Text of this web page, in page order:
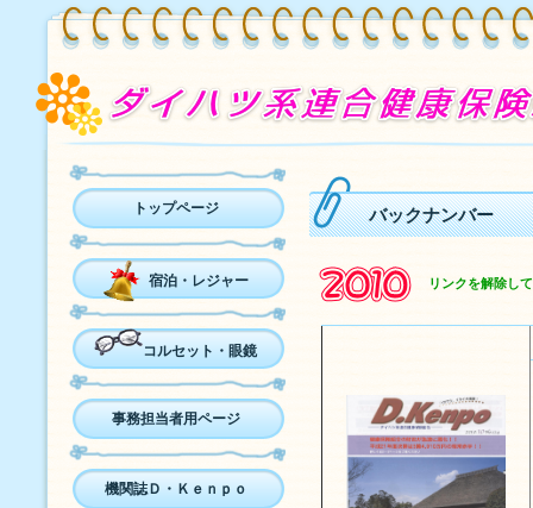
バックナンバー
リンクを解除し
トップページ
宿泊・レジャー
コルセット・眼鏡
事務担当者用ページ
機関誌Ｄ・Ｋｅｎｐｏ